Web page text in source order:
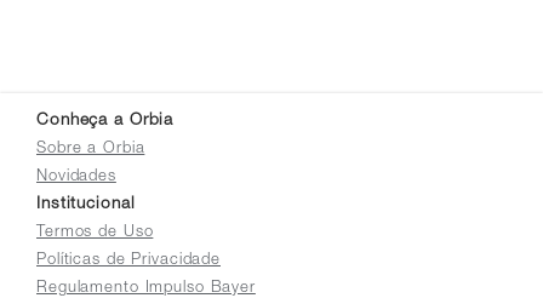
Conheça a Orbia
Sobre a Orbia
Novidades
Institucional
Termos de Uso
Políticas de Privacidade
Regulamento Impulso Bayer